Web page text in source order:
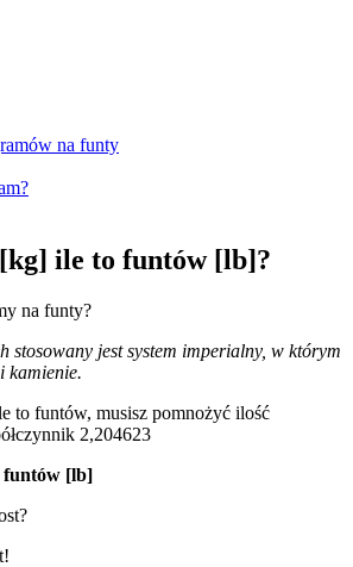
na funty
ile to funtów [lb]?
na funty?
stosowany jest system imperialny, w którym
kamienie.
to funtów, musisz pomnożyć ilość
2,204623
funtów [lb]